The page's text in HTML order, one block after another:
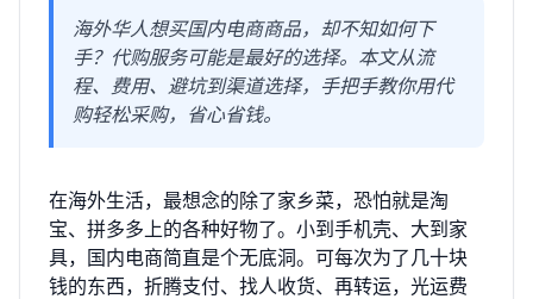
海外华人想买国内电商商品，却不知如何下
手？代购服务可能是最好的选择。本文从流
程、费用、避坑到渠道选择，手把手教你用代
购轻松采购，省心省钱。
在海外生活，最想念的除了家乡菜，恐怕就是淘
宝、拼多多上的各种好物了。小到手机壳、大到家
具，国内电商简直是个无底洞。可每次为了几十块
钱的东西，折腾支付、找人收货、再转运，光运费